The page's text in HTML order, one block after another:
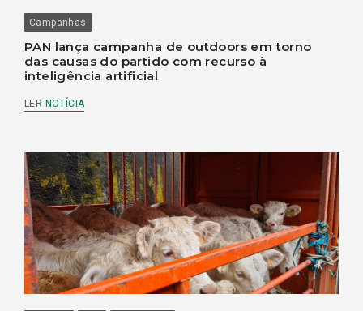
Campanhas
PAN lança campanha de outdoors em torno
das causas do partido com recurso à
inteligência artificial
LER NOTÍCIA